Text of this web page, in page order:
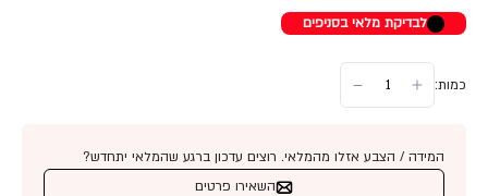
לבדיקת מלאי בסניפים
כמות:
המידה / הצבע אזלו מהמלאי. רוצים עדכון ברגע שהמלאי יתחדש?
השאירו פרטים